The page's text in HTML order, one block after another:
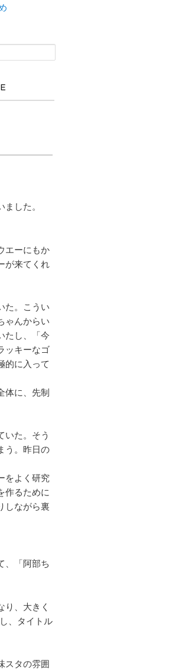
した。
エーにもか
が来てくれ
た。こうい
ゃんからい
たし、「今
ッキーなゴ
的に入って
体に、先制
いた。そう
う。昨日の
をよく研究
作るために
しながら裏
、「阿部ち
、大きく
、タイトル
スタの雰囲